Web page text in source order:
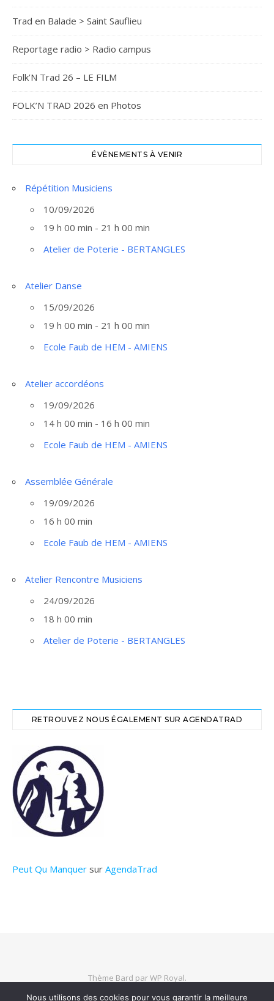
Trad en Balade > Saint Sauflieu
Reportage radio > Radio campus
Folk’N Trad 26 – LE FILM
FOLK’N TRAD 2026 en Photos
ÉVÈNEMENTS À VENIR
Répétition Musiciens
10/09/2026
19 h 00 min - 21 h 00 min
Atelier de Poterie - BERTANGLES
Atelier Danse
15/09/2026
19 h 00 min - 21 h 00 min
Ecole Faub de HEM - AMIENS
Atelier accordéons
19/09/2026
14 h 00 min - 16 h 00 min
Ecole Faub de HEM - AMIENS
Assemblée Générale
19/09/2026
16 h 00 min
Ecole Faub de HEM - AMIENS
Atelier Rencontre Musiciens
24/09/2026
18 h 00 min
Atelier de Poterie - BERTANGLES
RETROUVEZ NOUS ÉGALEMENT SUR AGENDATRAD
Peut Qu Manquer sur AgendaTrad
Thème Bard parWP Royal.
Nous utilisons des cookies pour vous garantir la meilleure